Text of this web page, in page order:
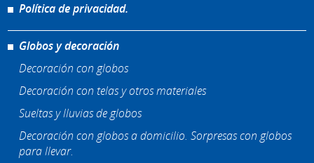
Política de privacidad.
Globos y decoración
Decoración con globos
Decoración con telas y otros materiales
Sueltas y lluvias de globos
Decoración con globos a domicilio. Sorpresas con globos
para llevar.